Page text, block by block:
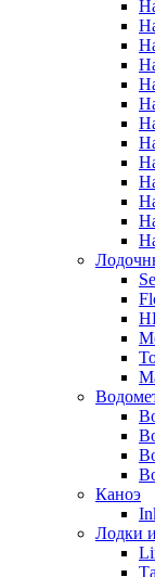
Каноэ
Лодки